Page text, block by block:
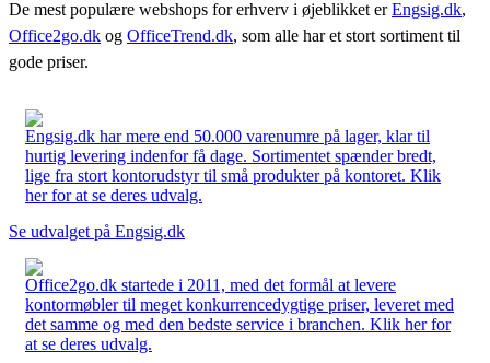
De mest populære webshops for erhverv i øjeblikket erEngsig.dk,
Office2go.dk og OfficeTrend.dk, som alle har et stort sortiment til
gode priser.
Engsig.dk har mere end 50.000 varenumre på lager, klar til
hurtig levering indenfor få dage. Sortimentet spænder bredt,
lige fra stort kontorudstyr til små produkter på kontoret. Klik
her for at se deres udvalg.
Se udvalget på Engsig.dk
Office2go.dk startede i 2011, med det formål at levere
kontormøbler til meget konkurrencedygtige priser, leveret med
det samme og med den bedste service i branchen. Klik her for
at se deres udvalg.